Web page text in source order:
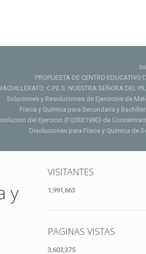
PROPUESTA DE CENTRO EDUCATIVO
C.P.E.S. NUESTRA SEÑORA DEL
Soluciones y Resoluciones de Ejercicios de
Física y Química para Secundaria y
del Ejercicio (FQ3EE1990) de
Disoluciones para Física y Química de
y
VISITANTES
1,991,663
PAGINAS VISTAS
3,603,375